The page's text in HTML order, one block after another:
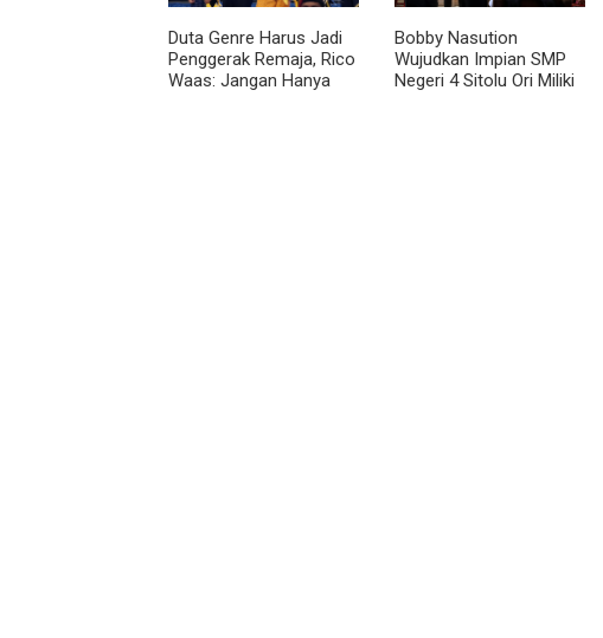
Duta Genre Harus Jadi
Penggerak Remaja, Rico
Waas: Jangan Hanya
Bobby Nasution
Wujudkan Impian SMP
Negeri 4 Sitolu Ori Miliki